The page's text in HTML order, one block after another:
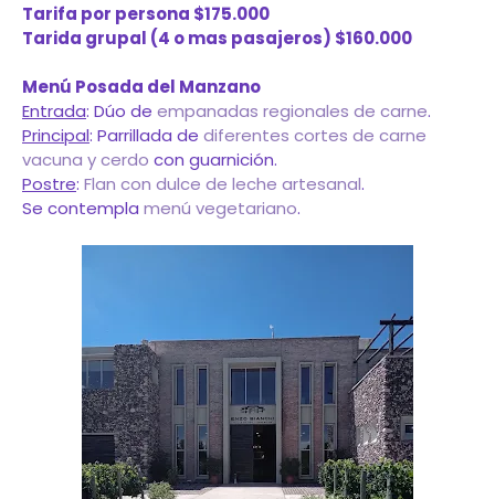
Tarifa por persona $175.000
Tarida grupal (4 o mas pasajeros) $160.000
Menú Posada del Manzano
Entrada: Dúo de empanadas regionales de carne.
Principal: Parrillada de diferentes cortes de carne
vacuna y cerdo con guarnición.
Postre: Flan con dulce de leche artesanal.
Se contempla menú vegetariano.